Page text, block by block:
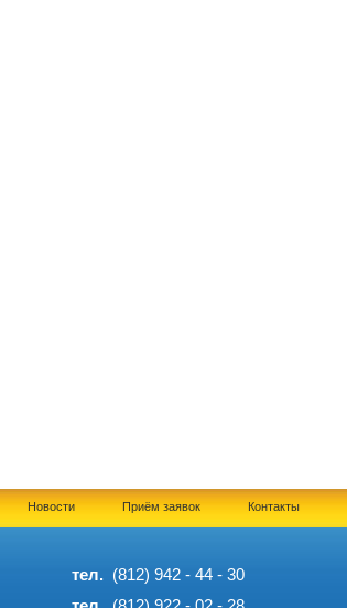
Новости Приём заявок Контакты
тел. (812) 942 - 44 - 30